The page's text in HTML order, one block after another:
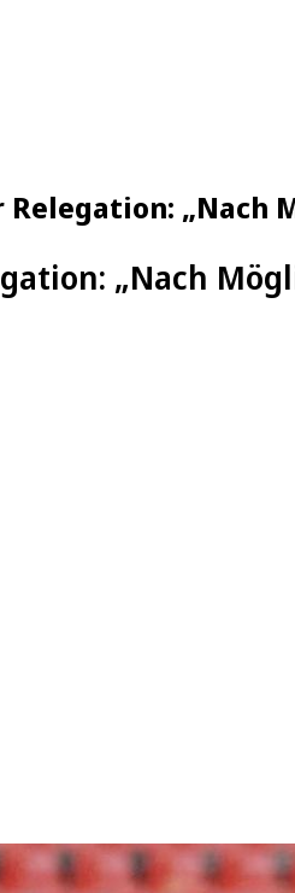
Relegation:
„Nach